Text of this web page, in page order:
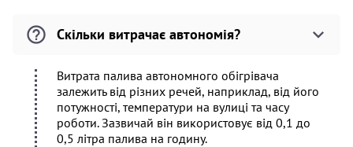
Скільки витрачає автономія?
Витрата палива автономного обігрівача
залежить від різних речей, наприклад, від його
потужності, температури на вулиці та часу
роботи. Зазвичай він використовує від 0,1 до
0,5 літра палива на годину.